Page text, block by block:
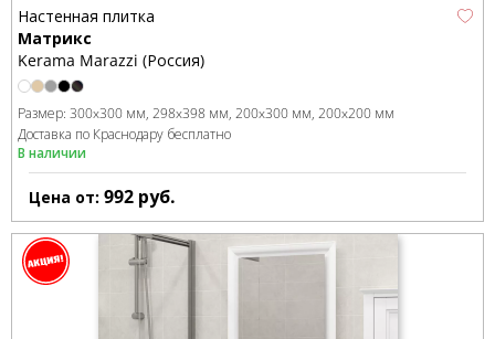
Настенная плитка
Матрикс
Kerama Marazzi (Россия)
Размер: 300x300 мм 298x398 мм 200x300 мм 200x200 мм
Доставка по Краснодару бесплатно
В наличии
Цена от: 992 руб.